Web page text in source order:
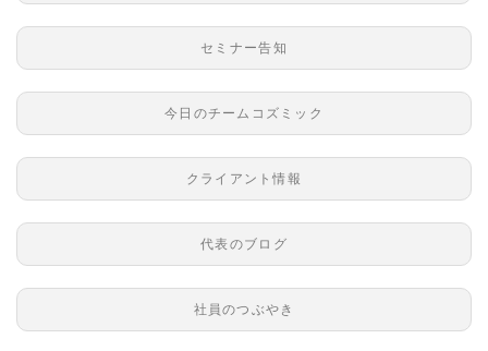
セミナー告知
今日のチームコズミック
クライアント情報
代表のブログ
社員のつぶやき